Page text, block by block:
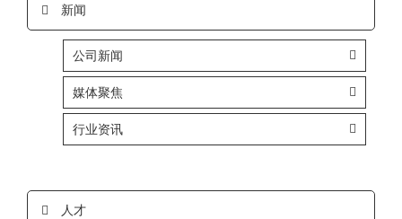
新闻
公司新闻
媒体聚焦
行业资讯
人才